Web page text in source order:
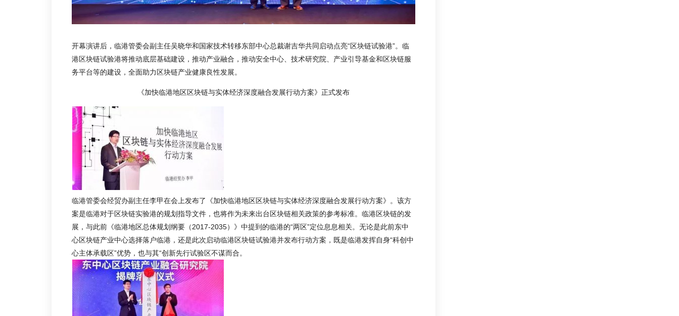
开幕演讲后，临港管委会副主任吴晓华和国家技术转移东部中心总裁谢吉华共同启动点亮“区块链试验港”。临
港区块链试验港将推动底层基础建设，推动产业融合，推动安全中心、技术研究院、产业引导基金和区块链服
务平台等的建设，全面助力区块链产业健康良性发展。
《加快临港地区区块链与实体经济深度融合发展行动方案》正式发布
临港管委会经贸办副主任李甲在会上发布了《加快临港地区区块链与实体经济深度融合发展行动方案》。该方
案是临港对于区块链实验港的规划指导文件，也将作为未来出台区块链相关政策的参考标准。临港区块链的发
展，与此前《临港地区总体规划纲要（2017-2035）》中提到的临港的“两区”定位息息相关。无论是此前东中
心区块链产业中心选择落户临港，还是此次启动临港区块链试验港并发布行动方案，既是临港发挥自身“科创中
心主体承载区”优势，也与其“创新先行试验区不谋而合。